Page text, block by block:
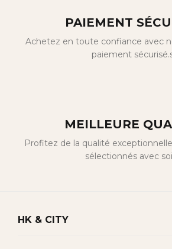
PAIEMENT
Achetez en toute confiance avec
paiement
MEILLEURE
Profitez de la qualité
sélectionnés avec
HK & CITY